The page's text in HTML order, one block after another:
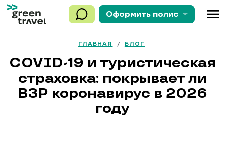
Оформить полис menu
ГЛАВНАЯ / БЛОГ
COVID-19 и туристическая
страховка: покрывает ли
ВЗР коронавирус в 2026
году